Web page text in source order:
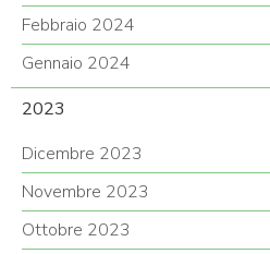
Febbraio 2024
Gennaio 2024
2023
Dicembre 2023
Novembre 2023
Ottobre 2023